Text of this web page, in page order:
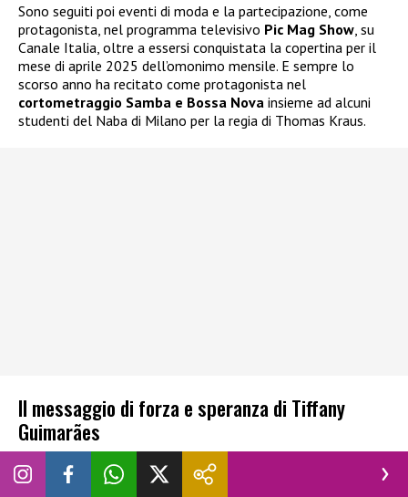
Sono seguiti poi eventi di moda e la partecipazione, come
protagonista, nel programma televisivo Pic Mag Show , su
Canale Italia, oltre a essersi conquistata la copertina per il
mese di aprile 2025 dell’omonimo mensile. E sempre lo
scorso anno ha recitato come protagonista nel
cortometraggio Samba e Bossa Nova insieme ad alcuni
studenti del Naba di Milano per la regia di Thomas Kraus.
Il messaggio di forza e speranza di Tiffany
Guimarães
Conclude Tiffany: «Voglio dire a tutte le mie sorelle trans
che non importa quanto la vita possa essere difficile, se